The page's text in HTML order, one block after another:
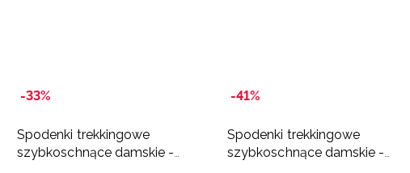
-33%
Spodenki trekkingowe
szybkoschnące damskie -
-41%
Spodenki trekkingowe
szybkoschnące damskie -